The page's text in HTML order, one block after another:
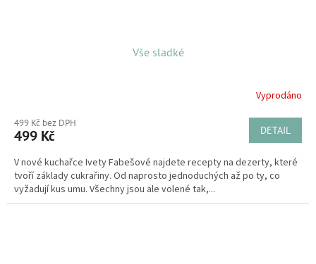
Vše sladké
Vyprodáno
499 Kč bez DPH
499 Kč DETAIL
V nové kuchařce Ivety Fabešové najdete recepty na dezerty, které
tvoří základy cukrařiny. Od naprosto jednoduchých až po ty, co
vyžadují kus umu. Všechny jsou ale volené tak,...